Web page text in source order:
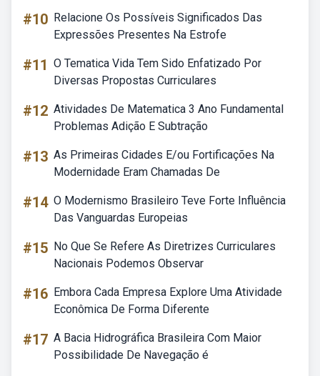
#10 Relacione Os Possíveis Significados Das
Expressões Presentes Na Estrofe
#11 O Tematica Vida Tem Sido Enfatizado Por
Diversas Propostas Curriculares
#12 Atividades De Matematica 3 Ano Fundamental
Problemas Adição E Subtração
#13 As Primeiras Cidades E/ou Fortificações Na
Modernidade Eram Chamadas De
#14 O Modernismo Brasileiro Teve Forte Influência
Das Vanguardas Europeias
#15 No Que Se Refere As Diretrizes Curriculares
Nacionais Podemos Observar
#16 Embora Cada Empresa Explore Uma Atividade
Econômica De Forma Diferente
#17 A Bacia Hidrográfica Brasileira Com Maior
Possibilidade De Navegação é